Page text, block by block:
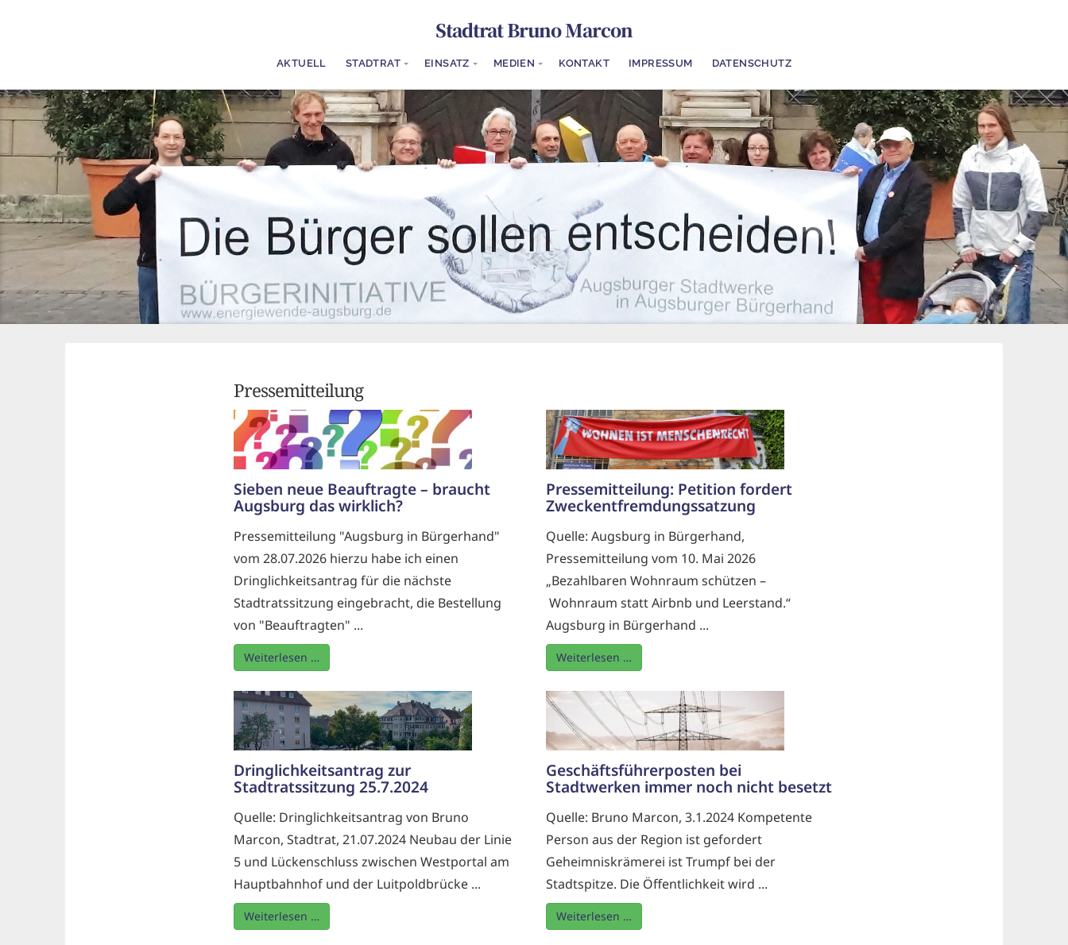
Stadtrat Bruno Marcon
AKTUELL STADTRAT EINSATZ MEDIEN KONTAKT IMPRESSUM DATENSCHUTZ
Pressemitteilung
Sieben neue Beauftragte – braucht
Augsburg das wirklich?
Pressemitteilung "Augsburg in Bürgerhand"
vom 28.07.2026 hierzu habe ich einen
Dringlichkeitsantrag für die nächste
Stadtratssitzung eingebracht, die Bestellung
von "Beauftragten" ...
Weiterlesen …
Pressemitteilung: Petition fordert
Zweckentfremdungssatzung
Quelle: Augsburg in Bürgerhand,
Pressemitteilung vom 10. Mai 2026
„Bezahlbaren Wohnraum schützen –
Wohnraum statt Airbnb und Leerstand.“
Augsburg in Bürgerhand ...
Weiterlesen …
Dringlichkeitsantrag zur
Stadtratssitzung 25.7.2024
Quelle: Dringlichkeitsantrag von Bruno
Marcon, Stadtrat, 21.07.2024 Neubau der Linie
5 und Lückenschluss zwischen Westportal am
Hauptbahnhof und der Luitpoldbrücke ...
Weiterlesen …
Geschäftsführerposten bei
Stadtwerken immer noch nicht besetzt
Quelle: Bruno Marcon, 3.1.2024 Kompetente
Person aus der Region ist gefordert
Geheimniskrämerei ist Trumpf bei der
Stadtspitze. Die Öffentlichkeit wird ...
Weiterlesen …